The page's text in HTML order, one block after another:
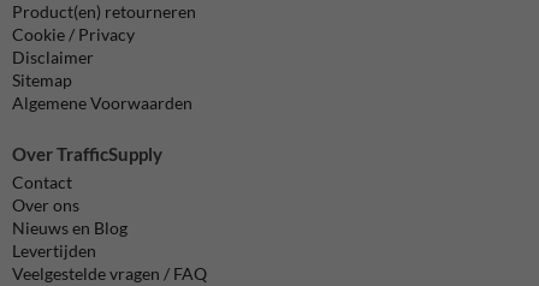
Product(en) retourneren
Cookie / Privacy
Disclaimer
Sitemap
Algemene Voorwaarden
Over TrafficSupply
Contact
Over ons
Nieuws en Blog
Levertijden
Veelgestelde vragen / FAQ